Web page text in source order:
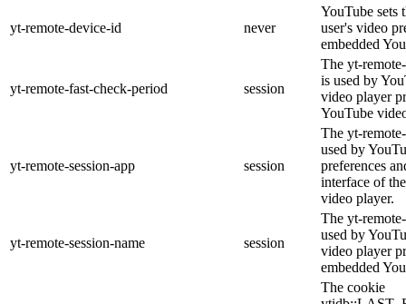
yt-remote-device-id never
YouTube sets
user's video
embedded
yt-remote-fast-check-period session
The yt-
is used by
video player
YouTube
yt-remote-session-app session
The yt-
used by
preferences
interface of
video player.
yt-remote-session-name session
The yt-
used by
video player
embedded
The cookie